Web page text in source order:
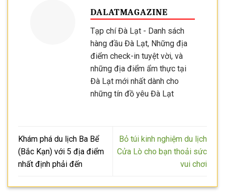
DALATMAGAZINE
Tạp chí Đà Lạt - Danh sách
hàng đầu Đà Lạt, Những địa
điểm check-in tuyệt vời, và
những địa điểm ẩm thực tại
Đà Lạt mới nhất dành cho
những tín đồ yêu Đà Lạt
Khám phá du lịch Ba Bể
(Bắc Kạn) với 5 địa điểm
nhất định phải đến
Bỏ túi kinh nghiệm du lịch
Cửa Lò cho bạn thoải sức
vui chơi